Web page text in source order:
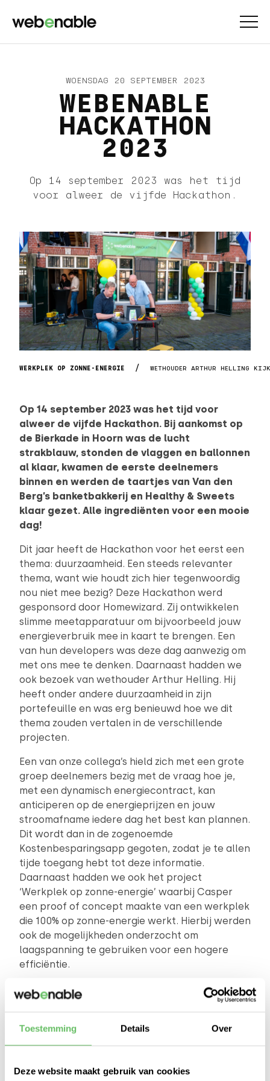
Toestemming Details Over
Deze website maakt gebruik van cookies
WOENSDAG 20 SEPTEMBER 2023
WEBENABLE
HACKATHON
2023
Op 14 september 2023 was het tijd
voor alweer de vijfde Hackathon.
WERKPLEK OP ZONNE-ENERGIE WETHOUDER ARTHUR HELLING
Op 14 september 2023 was het tijd voor
alweer de vijfde Hackathon. Bij aankomst op
de Bierkade in Hoorn was de lucht
strakblauw, stonden de vlaggen en ballonnen
al klaar, kwamen de eerste deelnemers
binnen en werden de taartjes van Van den
Berg’s banketbakkerij en Healthy & Sweets
klaar gezet. Alle ingrediënten voor een mooie
dag!
Dit jaar heeft de Hackathon voor het eerst een
thema: duurzaamheid. Een steeds relevanter
thema, want wie houdt zich hier tegenwoordig
nou niet mee bezig? Deze Hackathon werd
gesponsord door Homewizard. Zij ontwikkelen
slimme meetapparatuur om bijvoorbeeld jouw
energieverbruik mee in kaart te brengen. Een
van hun developers was deze dag aanwezig om
met ons mee te denken. Daarnaast hadden we
ook bezoek van wethouder Arthur Helling. Hij
heeft onder andere duurzaamheid in zijn
portefeuille en was erg benieuwd hoe we dit
thema zouden vertalen in de verschillende
projecten.
Een van onze collega’s hield zich met een grote
groep deelnemers bezig met de vraag hoe je,
met een dynamisch energiecontract, kan
anticiperen op de energieprijzen en jouw
stroomafname iedere dag het best kan plannen.
Dit wordt dan in de zogenoemde
Kostenbesparingsapp gegoten, zodat je te allen
tijde toegang hebt tot deze informatie.
Daarnaast hadden we ook het project
‘Werkplek op zonne-energie’ waarbij Casper
een proof of concept maakte van een werkplek
die 100% op zonne-energie werkt. Hierbij werden
ook de mogelijkheden onderzocht om
laagspanning te gebruiken voor een hogere
efficiëntie.
Maar er zijn ook genoeg projecten met een
ander thema dan duurzaamheid. Want ook dát
zolang het maar leuk is en niet het bedrijfsdoel
dient. Zo werd er gewerkt aan een Efteling
echt beweegt en de ‘Emballagenable’